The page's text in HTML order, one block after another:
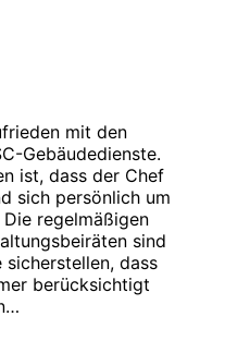
mit den
Gebäudedienste.
ist, dass der Chef
sich persönlich um
regelmäßigen
sind
sicherstellen, dass
berücksichtigt